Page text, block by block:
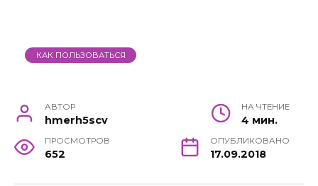
КАК ПОЛЬЗОВАТЬСЯ
АВТОР
hmerh5scv
НА ЧТЕНИЕ
4 мин.
ПРОСМОТРОВ
652
ОПУБЛИКОВАНО
17.09.2018